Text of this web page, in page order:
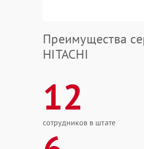
Преимущества
HITACHI
12
сотрудников в штате